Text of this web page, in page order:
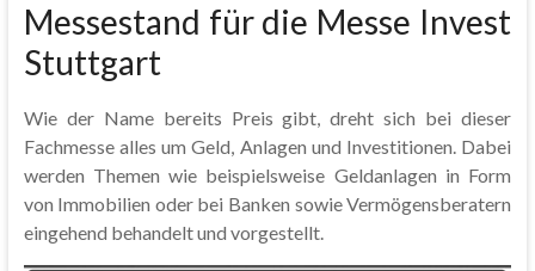
Messestand für die Messe Invest
Stuttgart
Wie der Name bereits Preis gibt, dreht sich bei dieser
Fachmesse alles um Geld, Anlagen und Investitionen. Dabei
werden Themen wie beispielsweise Geldanlagen in Form
von Immobilien oder bei Banken sowie Vermögensberatern
eingehend behandelt und vorgestellt.